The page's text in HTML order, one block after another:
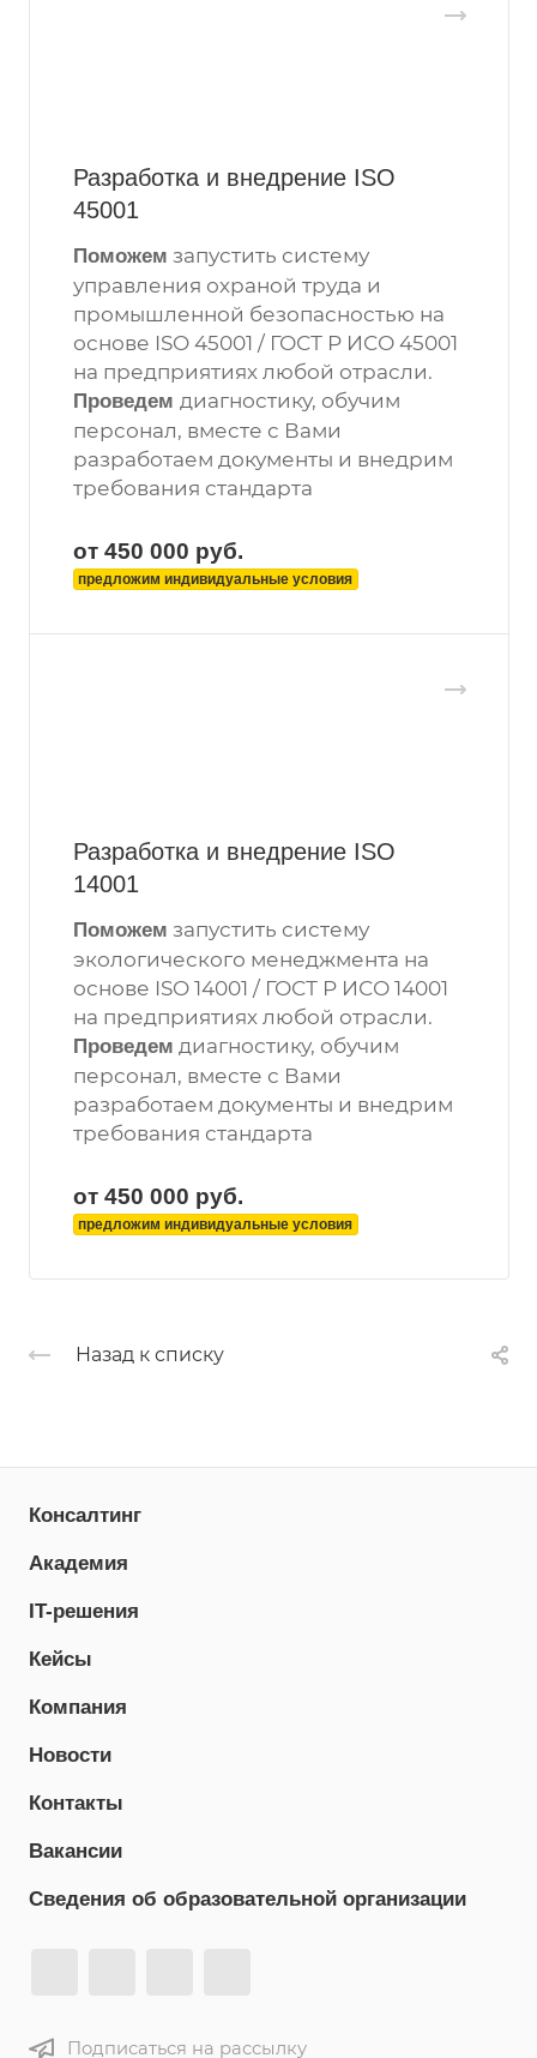
Разработка и внедрение ISO
45001
Поможем запустить систему
управления охраной труда и
промышленной безопасностью на
основе ISO 45001 / ГОСТ Р ИСО 45001
на предприятиях любой отрасли.
Проведем диагностику, обучим
персонал, вместе с Вами
разработаем документы и внедрим
требования стандарта
от 450 000 руб.
предложим индивидуальные условия
Разработка и внедрение ISO
14001
Поможем запустить систему
экологического менеджмента на
основе ISO 14001 / ГОСТ Р ИСО 14001
на предприятиях любой отрасли.
Проведем диагностику, обучим
персонал, вместе с Вами
разработаем документы и внедрим
требования стандарта
от 450 000 руб.
предложим индивидуальные условия
Назад к списку
Консалтинг
Академия
IT-решения
Кейсы
Компания
Новости
Контакты
Вакансии
Сведения об образовательной организации
Подписаться на рассылку